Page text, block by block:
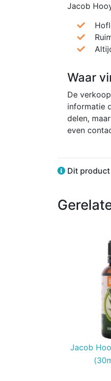
Jacob
Waar
De
informatie
delen,
even
Dit product
Jacob